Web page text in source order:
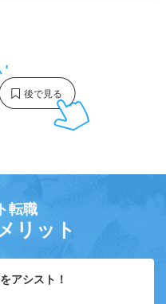
転職
リット
アシスト！